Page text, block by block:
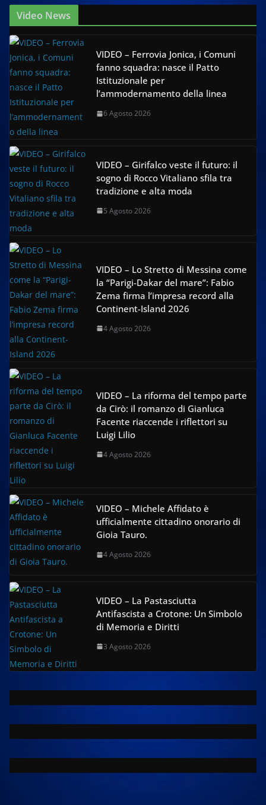
Video News
VIDEO – Ferrovia Jonica, i Comuni
fanno squadra: nasce il Patto
Istituzionale per
l’ammodernamento della linea
6 Agosto 2026
VIDEO – Girifalco veste il futuro: il
sogno di Rocco Vitaliano sfila tra
tradizione e alta moda
5 Agosto 2026
VIDEO – Lo Stretto di Messina come
la “Parigi-Dakar del mare”: Fabio
Zema firma l’impresa record alla
Continent-Island 2026
4 Agosto 2026
VIDEO – La riforma del tempo parte
da Cirò: il romanzo di Gianluca
Facente riaccende i riflettori su
Luigi Lilio
4 Agosto 2026
VIDEO – Michele Affidato è
ufficialmente cittadino onorario di
Gioia Tauro.
4 Agosto 2026
VIDEO – La Pastasciutta
Antifascista a Crotone: Un Simbolo
di Memoria e Diritti
3 Agosto 2026